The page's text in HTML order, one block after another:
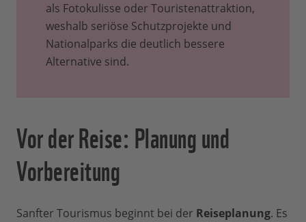
als Fotokulisse oder Touristenattraktion,
weshalb seriöse Schutzprojekte und
Nationalparks die deutlich bessere
Alternative sind.
Vor der Reise: Planung und
Vorbereitung
Sanfter Tourismus beginnt bei der Reiseplanung. Es